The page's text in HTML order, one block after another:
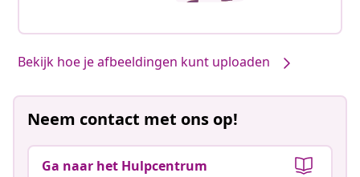
Bekijk hoe je afbeeldingen kunt uploaden
Neem contact met ons op!
Ga naar het Hulpcentrum